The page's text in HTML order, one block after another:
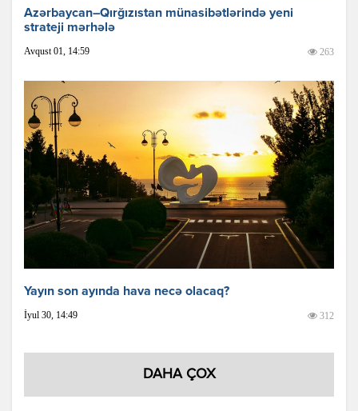
Azərbaycan–Qırğızıstan münasibətlərində yeni
strateji mərhələ
Avqust 01, 14:59 263
Yayın son ayında hava necə olacaq?
İyul 30, 14:49 312
DAHA ÇOX